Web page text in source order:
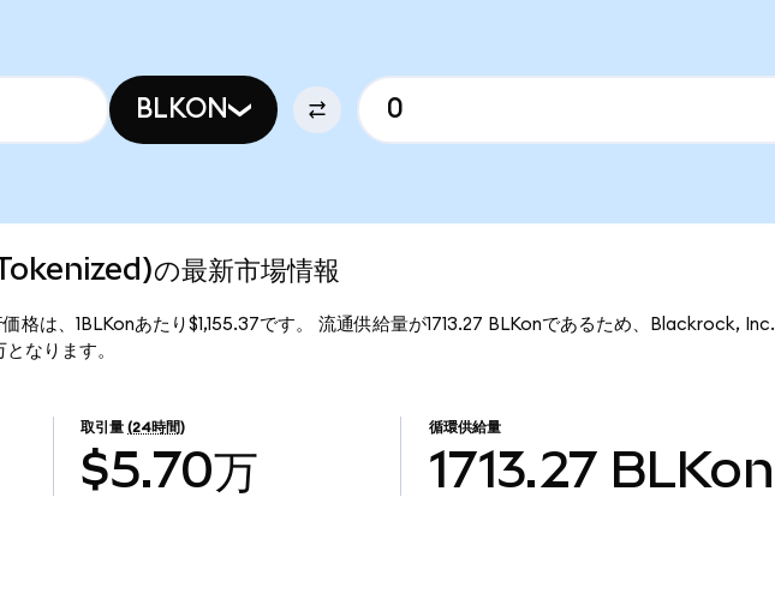
BLKON
の最新市場情報
は、1BLKonあたり$1,155.37です。 流通供給量が1713.27 BLKonであるため、Blackrock, Inc.
なります。
取引量 (24時間)
$5.70万
循環供給量
1713.27 BLKon